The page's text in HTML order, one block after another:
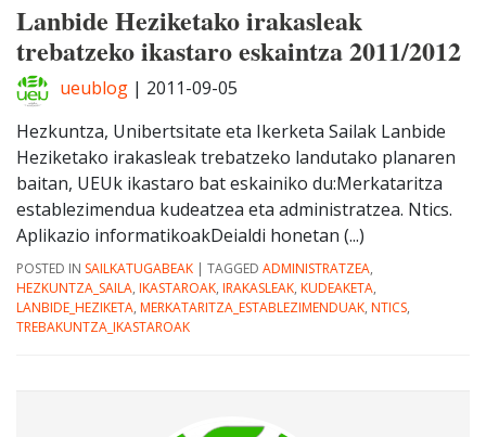
Lanbide Heziketako irakasleak
trebatzeko ikastaro eskaintza 2011/2012
ueublog | 2011-09-05
Hezkuntza, Unibertsitate eta Ikerketa Sailak Lanbide
Heziketako irakasleak trebatzeko landutako planaren
baitan, UEUk ikastaro bat eskainiko du:Merkataritza
establezimendua kudeatzea eta administratzea. Ntics.
Aplikazio informatikoakDeialdi honetan (...)
POSTED IN SAILKATUGABEAK | TAGGED ADMINISTRATZEA,
HEZKUNTZA_SAILA, IKASTAROAK, IRAKASLEAK, KUDEAKETA,
LANBIDE_HEZIKETA, MERKATARITZA_ESTABLEZIMENDUAK, NTICS,
TREBAKUNTZA_IKASTAROAK